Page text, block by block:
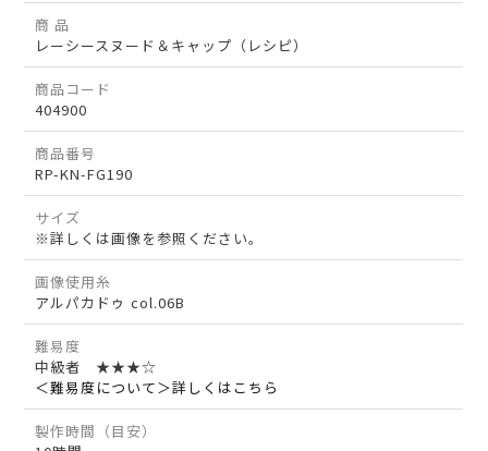
商 品
レーシースヌード＆キャップ（レシピ）
商品コード
404900
商品番号
RP-KN-FG190
サイズ
※詳しくは画像を参照ください。
画像使用糸
アルパカドゥ col.06B
難易度
中級者 ★★★☆
＜難易度について＞詳しくはこちら
製作時間（目安）